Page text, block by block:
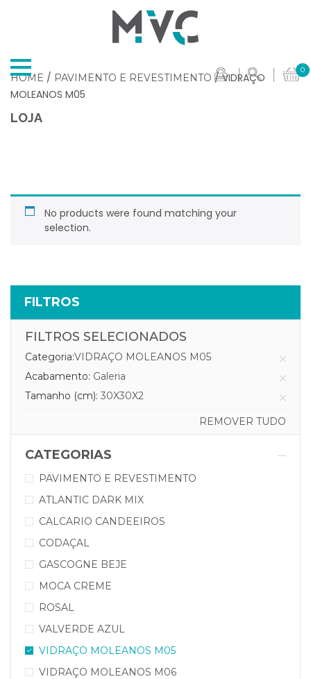
0
HOME / PAVIMENTO E REVESTIMENTO / VIDRAÇO
MOLEANOS M05
LOJA
FILTROS
FILTROS SELECIONADOS
Categoria:VIDRAÇO MOLEANOS M05
Acabamento: Galeria
Tamanho (cm): 30X30X2
REMOVER TUDO
CATEGORIAS
PAVIMENTO E REVESTIMENTO
ATLANTIC DARK MIX
CALCARIO CANDEEIROS
CODAÇAL
GASCOGNE BEJE
MOCA CREME
ROSAL
VALVERDE AZUL
VIDRAÇO MOLEANOS M05
VIDRAÇO MOLEANOS M06
No products were found matching your
selection.